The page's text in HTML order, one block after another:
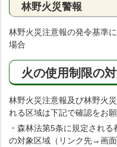
林野火災警報
林野火災注意報の発令基準
場合
火の使用制限の
林野火災注意報及び林野火
れる区域は下記で確認をお願
・森林法第5条に規定され
の対象区域（リンク先→画